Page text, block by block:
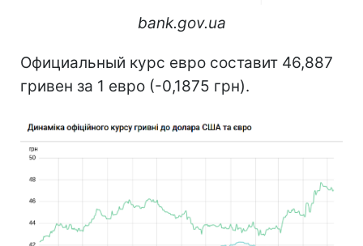
bank.gov.ua
Официальный курс евро составит 46,887
гривен за 1 евро (-0,1875 грн).